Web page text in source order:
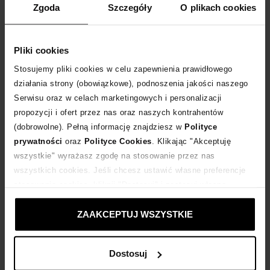
Zgoda Szczegóły O plikach cookies
Pliki cookies
Stosujemy pliki cookies w celu zapewnienia prawidłowego
działania strony (obowiązkowe), podnoszenia jakości naszego
Serwisu oraz w celach marketingowych i personalizacji
propozycji i ofert przez nas oraz naszych kontrahentów
(dobrowolne). Pełną informację znajdziesz w Polityce
prywatności oraz Polityce Cookies . Klikając "Akceptuję
wszystkie" wyrażasz zgodę na stosowanie przez nas
wszystkich cookies. Jeśli chcesz ustawić własne preferencje
ustawienia prywatności.
ZAAKCEPTUJ WSZYSTKIE
Dostosuj
Premium Basics to włoska marka obuwnicza, która w sposób zrównoważony
dla środowiska projektuje luksusowe, w 100% wegańskie sneakersy. Każda
para butów jest wykonywana ręcznie przy użyciu przyjaznych dla naszej
planety materiałów pochodzących z recyklingu. Sneakersy Premium Basics
cechuje nowoczesny, pozytywny design, wysoka jakość wykonania, a także
indywidualność i różnorodność. Dzięki doskonałym właściwościom
izolacyjnym buty nadają się do noszenia przez cały rok. Sneakersy Premium
Basics to połączenie pasji do ekologii z najnowszymi trendami, a wszystko to